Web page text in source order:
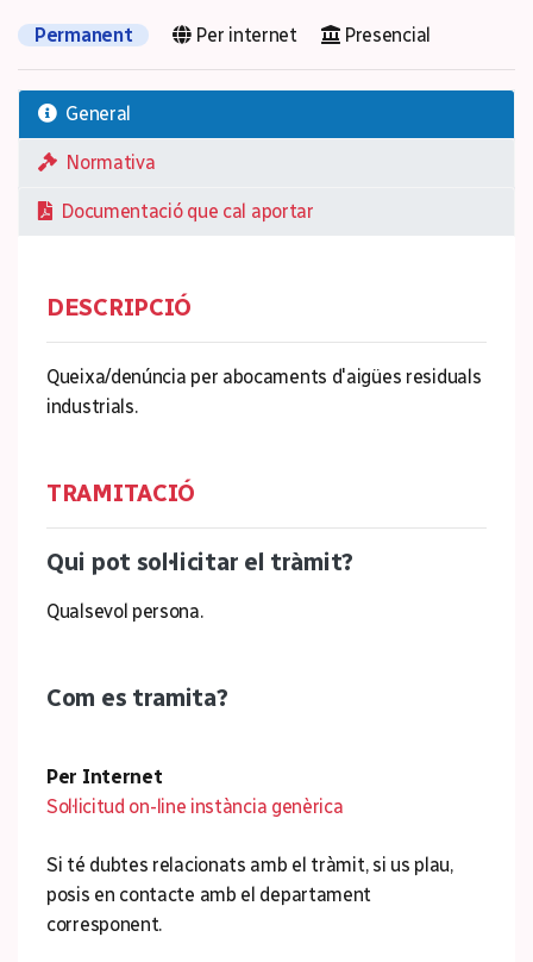
Permanent Per internet Presencial
General
Normativa
Documentació que cal aportar
DESCRIPCIÓ
Queixa/denúncia per abocaments d'aigües residuals
industrials.
TRAMITACIÓ
Qui pot sol·licitar el tràmit?
Qualsevol persona.
Com es tramita?
Per Internet
Sol·licitud on-line instància genèrica
Si té dubtes relacionats amb el tràmit, si us plau,
posis en contacte amb el departament
corresponent.